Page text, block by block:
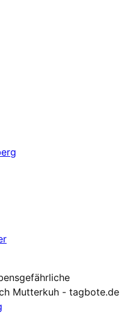
Mutterkuh - tagbote.de